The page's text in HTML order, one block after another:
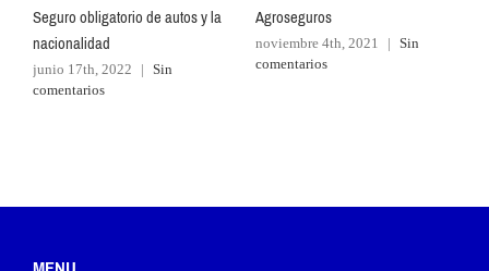
Seguro obligatorio de autos y la
nacionalidad
junio 17th, 2022 | Sin
comentarios
Agroseguros
noviembre 4th, 2021 | Sin
comentarios